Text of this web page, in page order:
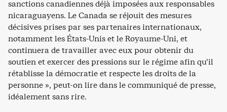
sanctions canadiennes déjà imposées aux responsables
nicaraguayens. Le Canada se réjouit des mesures
décisives prises par ses partenaires internationaux,
notamment les États-Unis et le Royaume-Uni, et
continuera de travailler avec eux pour obtenir du
soutien et exercer des pressions sur le régime afin qu’il
rétablisse la démocratie et respecte les droits de la
personne », peut-on lire dans le communiqué de presse,
idéalement sans rire.